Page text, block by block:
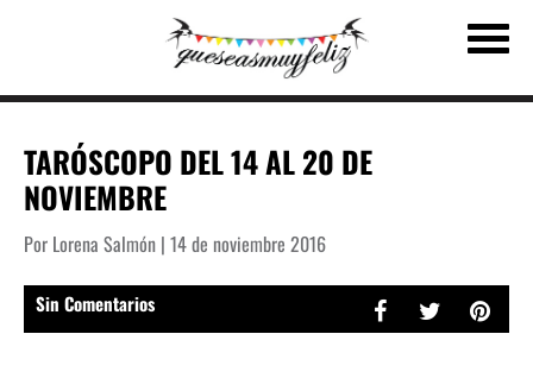
TARÓSCOPO DEL 14 AL 20 DE
NOVIEMBRE
Por Lorena Salmón | 14 de noviembre 2016
Sin Comentarios